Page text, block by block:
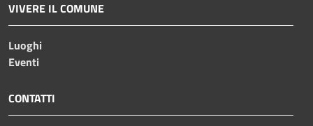
VIVERE IL COMUNE
Luoghi
Eventi
CONTATTI